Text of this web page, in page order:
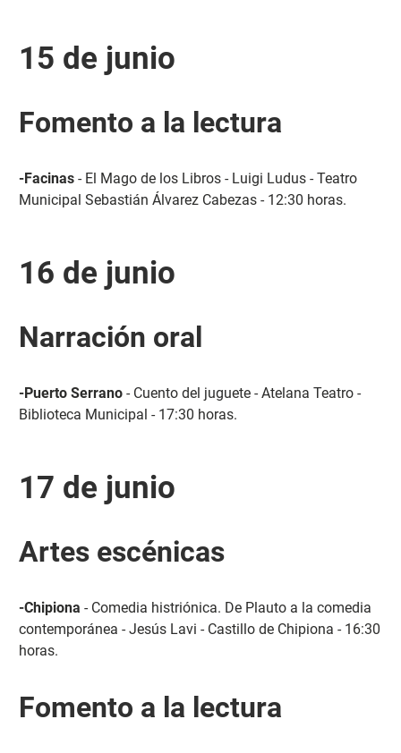
15 de junio
Fomento a la lectura
-Facinas- El Mago de los Libros - Luigi Ludus - Teatro
Municipal Sebastián Álvarez Cabezas - 12:30 horas.
16 de junio
Narración oral
-Puerto Serrano- Cuento del juguete - Atelana Teatro -
Biblioteca Municipal - 17:30 horas.
17 de junio
Artes escénicas
-Chipiona - Comedia histriónica. De Plauto a la comedia
contemporánea - Jesús Lavi - Castillo de Chipiona - 16:30
horas.
Fomento a la lectura